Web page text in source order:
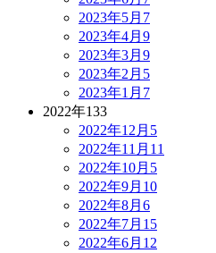
2023年5月 7
2023年4月 9
2023年3月 9
2023年2月 5
2023年1月 7
2022年133
2022年12月 5
2022年11月 11
2022年10月 5
2022年9月 10
2022年8月 6
2022年7月 15
2022年6月 12